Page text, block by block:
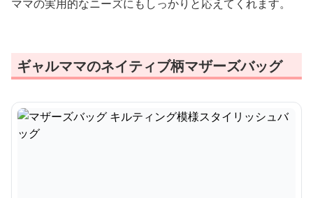
ママの実用的なニーズにもしっかりと応えてくれます。
ギャルママのネイティブ柄マザーズバッグ